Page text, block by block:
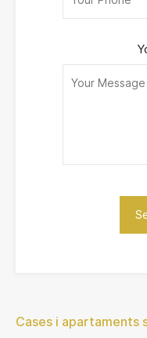
Cases i apartaments